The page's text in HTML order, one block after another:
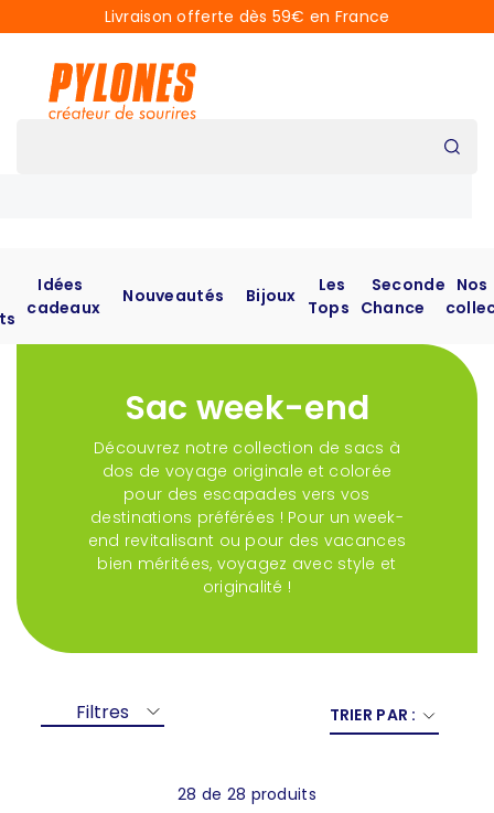
Livraison offerte dès 59€ en France
Idées
cadeaux
Nouveautés Bijoux
Les
Tops
Seconde
Chance
Nos
Sac week-end
Découvrez notre collection de sacs à
dos de voyage originale et colorée
pour des escapades vers vos
destinations préférées ! Pour un week-
end revitalisant ou pour des vacances
bien méritées, voyagez avec style et
originalité !
Filtres TRIER PAR :
28 de 28 produits